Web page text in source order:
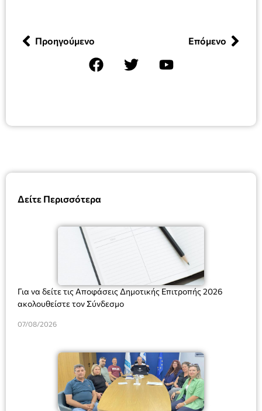
Δείτε Περισσότερα
Για να δείτε τις Αποφάσεις Δημοτικής Επιτροπής 2026
ακολουθείστε τον Σύνδεσμο
07/08/2026
Προηγούμενο Επόμενο